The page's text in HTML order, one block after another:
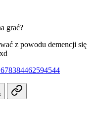
grać?
z powodu demencji się